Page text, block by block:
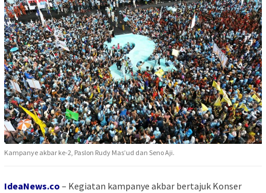
Kampanye akbar ke-2, Paslon Rudy Mas’ud dan Seno Aji.
IdeaNews.co – Kegiatan kampanye akbar bertajuk Konser